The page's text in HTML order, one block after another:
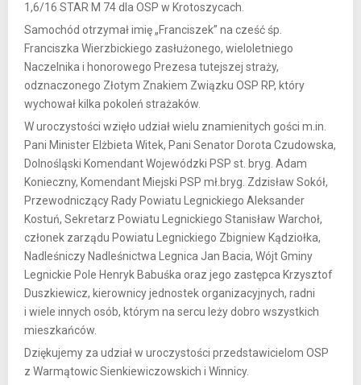
1,6/16 STAR M 74 dla OSP w Krotoszycach.
Samochód otrzymał imię „Franciszek” na cześć śp.
Franciszka Wierzbickiego zasłużonego, wieloletniego
Naczelnika i honorowego Prezesa tutejszej straży,
odznaczonego Złotym Znakiem Związku OSP RP, który
wychował kilka pokoleń strażaków.
W uroczystości wzięło udział wielu znamienitych gości m.in.
Pani Minister Elżbieta Witek, Pani Senator Dorota Czudowska,
Dolnośląski Komendant Wojewódzki PSP st. bryg. Adam
Konieczny, Komendant Miejski PSP mł.bryg. Zdzisław Sokół,
Przewodniczący Rady Powiatu Legnickiego Aleksander
Kostuń, Sekretarz Powiatu Legnickiego Stanisław Warchoł,
członek zarządu Powiatu Legnickiego Zbigniew Kądziołka,
Nadleśniczy Nadleśnictwa Legnica Jan Bacia, Wójt Gminy
Legnickie Pole Henryk Babuśka oraz jego zastępca Krzysztof
Duszkiewicz, kierownicy jednostek organizacyjnych, radni
i wiele innych osób, którym na sercu leży dobro wszystkich
mieszkańców.
Dziękujemy za udział w uroczystości przedstawicielom OSP
z Warmątowic Sienkiewiczowskich i Winnicy.